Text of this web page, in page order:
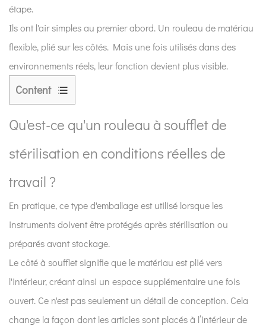
étape.
Ils ont l'air simples au premier abord. Un rouleau de matériau
flexible, plié sur les côtés. Mais une fois utilisés dans des
environnements réels, leur fonction devient plus visible.
Content
1
Qu'est-
qu'un
à
soufflet
en
conditions
réelles
de
travail
Qu'est-ce qu'un rouleau à soufflet de
stérilisation en conditions réelles de
travail ?
En pratique, ce type d'emballage est utilisé lorsque les
instruments doivent être protégés après stérilisation ou
préparés avant stockage.
Le côté à soufflet signifie que le matériau est plié vers
l'intérieur, créant ainsi un espace supplémentaire une fois
ouvert. Ce n'est pas seulement un détail de conception. Cela
change la façon dont les articles sont placés à l’intérieur de